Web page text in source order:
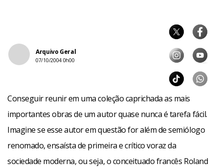
Arquivo Geral
07/10/2004 0h00
Conseguir reunir em uma coleção caprichada as mais
importantes obras de um autor quase nunca é tarefa fácil.
Imagine se esse autor em questão for além de semiólogo
renomado, ensaísta de primeira e crítico voraz da
sociedade moderna, ou seja, o conceituado francês Roland